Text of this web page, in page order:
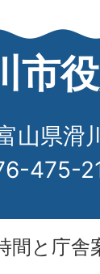
市
県滑
475-
間と庁舎